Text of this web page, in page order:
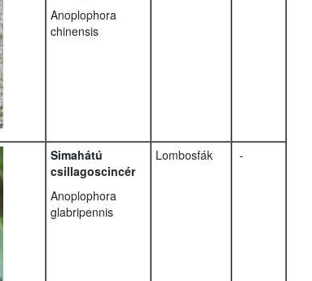
Anoplophora
chinensis
Simahátú
csillagoscincér
Anoplophora
glabripennis
Lombosfák -